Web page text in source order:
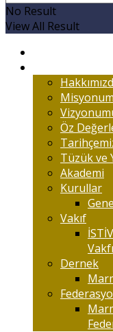
No Result
View All Result
Öz
Tüzük ve
Akademi
Kurullar
Vakıf
Dernek